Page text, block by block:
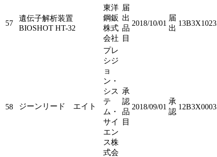
57
遺伝子解析装置
BIOSHOT HT-32
東洋
鋼鈑
株式
会社
届
出
品
目
2018/10/01
届
出
58 ジーンリード エイト
プレ
シジ
ョ
ン・
シス
テ
ム・
サイ
エン
ス株
式会
承
認
品
目
2018/09/01
承
認